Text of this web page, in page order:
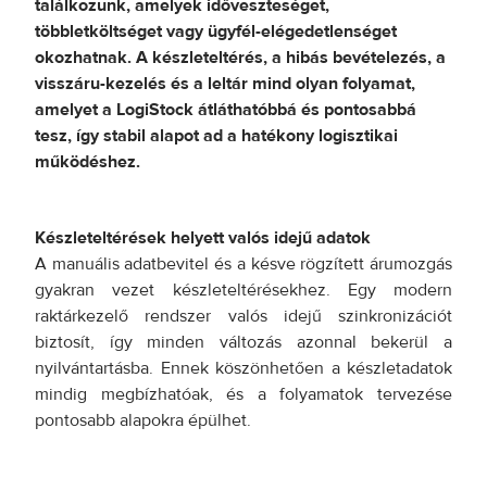
találkozunk, amelyek időveszteséget,
többletköltséget vagy ügyfél-elégedetlenséget
okozhatnak. A készleteltérés, a hibás bevételezés, a
visszáru-kezelés és a leltár mind olyan folyamat,
amelyet a LogiStock átláthatóbbá és pontosabbá
tesz, így stabil alapot ad a hatékony logisztikai
működéshez.
Készleteltérések helyett valós idejű adatok
A manuális adatbevitel és a késve rögzített árumozgás
gyakran vezet készleteltérésekhez. Egy modern
raktárkezelő rendszer valós idejű szinkronizációt
biztosít, így minden változás azonnal bekerül a
nyilvántartásba. Ennek köszönhetően a készletadatok
mindig megbízhatóak, és a folyamatok tervezése
pontosabb alapokra épülhet.